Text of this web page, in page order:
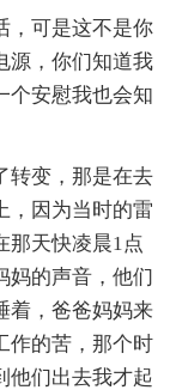
，可是这不是你
源，你们知道我
个安慰我也会知
转变，那是在去
，因为当时的雷
那天快凌晨1点
妈的声音，他们
着，爸爸妈妈来
作的苦，那个时
他们出去我才起